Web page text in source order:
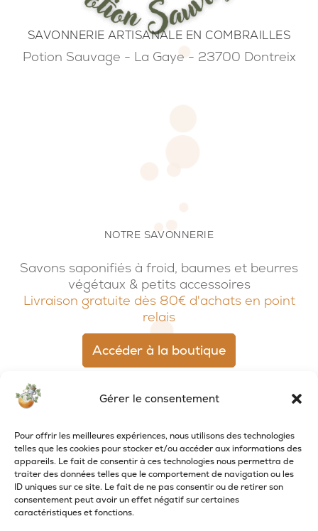
Gérer le consentement
Pour offrir les meilleures expériences, nous utilisons des technologies
telles que les cookies pour stocker et/ou accéder aux informations des
appareils. Le fait de consentir à ces technologies nous permettra de
traiter des données telles que le comportement de navigation ou les
ID uniques sur ce site. Le fait de ne pas consentir ou de retirer son
consentement peut avoir un effet négatif sur certaines
caractéristiques et fonctions.
NOTRE SAVONNERIE
Savons saponifiés à froid, baumes et beurres
végétaux & petits accessoires
Livraison gratuite dès 80€ d'achats en point
relais
Accéder à la boutique
SAVONNERIE ARTISANALE EN COMBRAILLES
Potion Sauvage - La Gaye - 23700 Dontreix